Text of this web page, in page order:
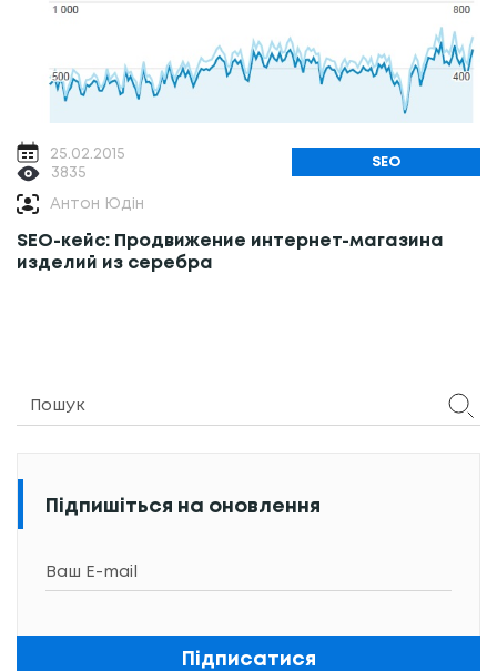
25.02.2015
3835
SEO
Антон Юдін
SEO-кейс: Продвижение интернет-магазина
изделий из серебра
Підпишіться на оновлення
Підписатися